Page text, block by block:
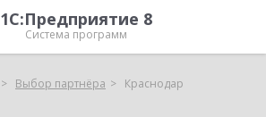
1С:Предприятие 8
Система программ
Выбор партнёра Краснодар